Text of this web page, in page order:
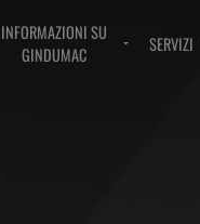
INFORMAZIONI SU
GINDUMAC
SERVIZI